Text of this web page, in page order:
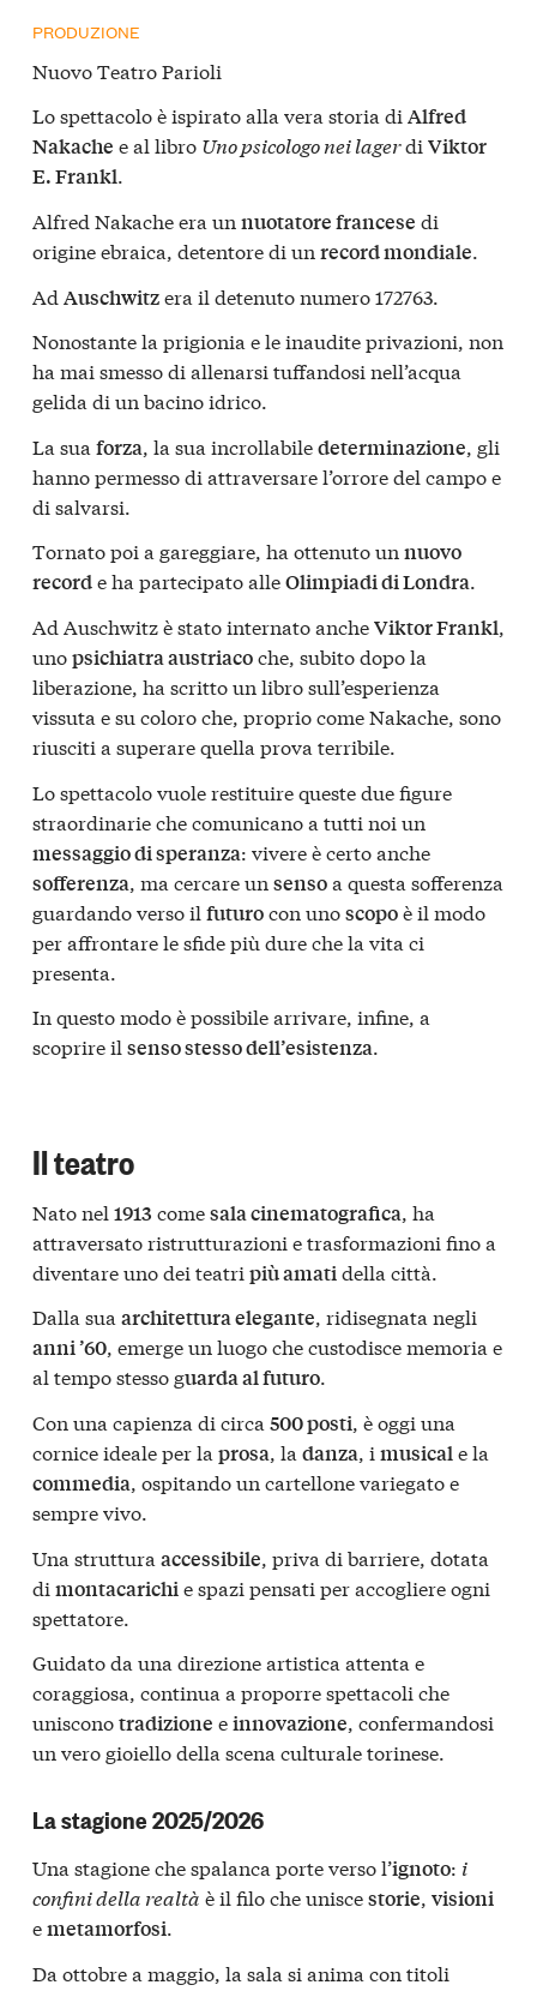
PRODUZIONE
Nuovo Teatro Parioli
Lo spettacolo è ispirato alla vera storia di Alfred
Nakache e al libro Uno psicologo nei lagerdi Viktor
E. Frankl.
Alfred Nakache era un nuotatore francese di
origine ebraica, detentore di un record mondiale.
Ad Auschwitzera il detenuto numero 172763.
Nonostante la prigionia e le inaudite privazioni, non
ha mai smesso di allenarsi tuffandosi nell’acqua
gelida di un bacino idrico.
La sua forza, la sua incrollabiledeterminazione, gli
hanno permesso di attraversare l’orrore del campo e
di salvarsi.
Tornato poi a gareggiare, ha ottenuto un nuovo
recorde ha partecipato alleOlimpiadi di Londra.
Ad Auschwitz è stato internato ancheViktor Frankl,
unopsichiatra austriacoche, subito dopo la
liberazione, ha scritto un libro sull’esperienza
vissuta e su coloro che, proprio come Nakache, sono
riusciti a superare quella prova terribile.
Lo spettacolo vuole restituire queste due figure
straordinarie che comunicano a tutti noi un
messaggio di speranza: vivere è certo anche
sofferenza , ma cercare un sensoa questa sofferenza
guardando verso il futurocon unoscopoè il modo
per affrontare le sfide più dure che la vita ci
presenta.
In questo modo è possibile arrivare, infine, a
scoprire il senso stesso dell’esistenza.
Il teatro
Nato nel 1913 comesala cinematografica, ha
attraversato ristrutturazioni e trasformazioni fino a
diventare uno dei teatri più amatidella città.
Dalla sua architettura elegante, ridisegnata negli
anni ’60, emerge un luogo che custodisce memoria e
al tempo stesso guarda al futuro.
Con una capienza di circa 500 posti, è oggi una
cornice ideale per la prosa, la danza, i musicale la
commedia, ospitando un cartellone variegato e
sempre vivo.
Una struttura accessibile, priva di barriere, dotata
di montacarichie spazi pensati per accogliere ogni
spettatore.
Guidato da una direzione artistica attenta e
coraggiosa, continua a proporre spettacoli che
unisconotradizione einnovazione, confermandosi
un vero gioiello della scena culturale torinese.
La stagione 2025/2026
Una stagione che spalanca porte verso l’ignoto: i
confini della realtà è il filo che uniscestorie, visioni
emetamorfosi.
Da ottobre a maggio, la sala si anima con titoli